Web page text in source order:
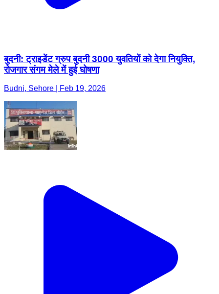
बुदनी: ट्राइडेंट ग्रुप बुदनी 3000 युवतियों को देगा नियुक्ति,
रोजगार संगम मेले में हुई घोषणा
Budni, Sehore | Feb 19, 2026